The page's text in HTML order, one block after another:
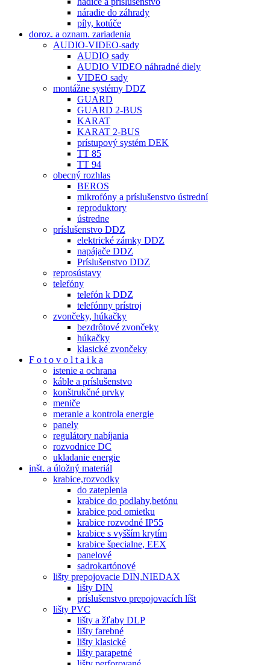
náradie do záhrady
píly, kotúče
doroz. a oznam. zariadenia
AUDIO-VIDEO-sady
AUDIO sady
AUDIO VIDEO náhradné diely
VIDEO sady
montážne systémy DDZ
GUARD
GUARD 2-BUS
KARAT
KARAT 2-BUS
prístupový systém DEK
TT 85
TT 94
obecný rozhlas
BEROS
mikrofóny a príslušenstvo ústrední
reproduktory
ústredne
príslušenstvo DDZ
elektrické zámky DDZ
napájače DDZ
Príslušenstvo DDZ
reprosústavy
telefóny
telefón k DDZ
telefónny prístroj
zvončeky, húkačky
bezdrôtové zvončeky
húkačky
klasické zvončeky
F o t o v o l t a i k a
istenie a ochrana
káble a príslušenstvo
konštrukčné prvky
meniče
meranie a kontrola energie
panely
regulátory nabíjania
rozvodnice DC
ukladanie energie
inšt. a úložný materiál
krabice,rozvodky
do zateplenia
krabice do podlahy,betónu
krabice pod omietku
krabice rozvodné IP55
krabice s vyšším krytím
krabice špecialne, EEX
panelové
sadrokartónové
lišty prepojovacie DIN,NIEDAX
lišty DIN
príslušenstvo prepojovacích líšt
lišty PVC
lišty a žľaby DLP
lišty farebné
lišty klasické
lišty parapetné